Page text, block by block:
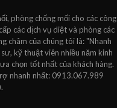
phòng chống mối cho các công
các dịch vụ diệt và phòng các
châm của chúng tôi là: "Nhanh
kỹ thuật viên nhiều năm kinh
chọn tốt nhất của khách hàng.
nhanh nhất: 0913.067.989